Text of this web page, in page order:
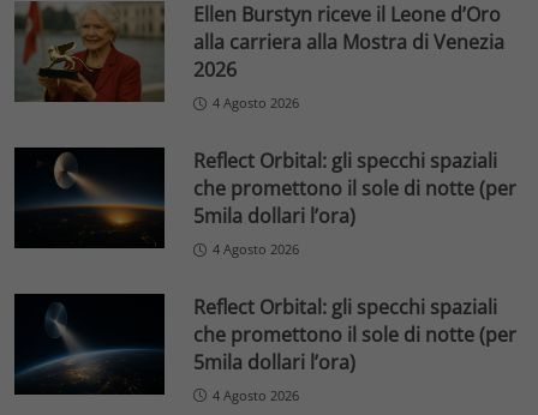
Ellen Burstyn riceve il Leone d’Oro
alla carriera alla Mostra di Venezia
2026
4 Agosto 2026
Reflect Orbital: gli specchi spaziali
che promettono il sole di notte (per
5mila dollari l’ora)
4 Agosto 2026
Reflect Orbital: gli specchi spaziali
che promettono il sole di notte (per
5mila dollari l’ora)
4 Agosto 2026